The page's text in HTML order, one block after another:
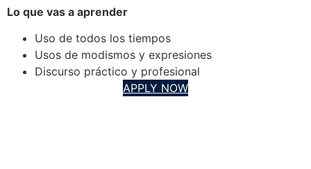
Lo que vas a aprender
Uso de todos los tiempos
Usos de modismos y expresiones
Discurso práctico y profesional
APPLY NOW